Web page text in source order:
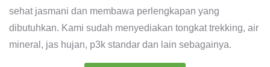
sehat jasmani dan membawa perlengkapan yang
dibutuhkan. Kami sudah menyediakan tongkat trekking, air
mineral, jas hujan, p3k standar dan lain sebagainya.